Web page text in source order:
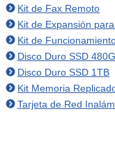
Kit de Fax Remoto
Kit de Expansión
Kit de
Disco Duro SSD
Disco Duro SSD 1TB
Kit Memoria
Tarjeta de Red